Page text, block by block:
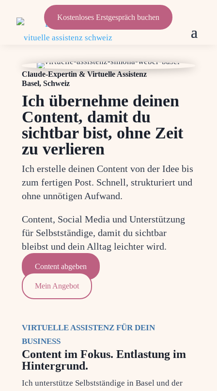
Kostenloses Erstgespräch buchen
Claude-Expertin & Virtuelle Assistenz
Basel, Schweiz
Ich übernehme deinen
Content, damit du
sichtbar bist, ohne Zeit
zu verlieren
Ich erstel­le dei­nen Con­tent von der Idee bis
zum fer­ti­gen Post. Schnell, struk­tu­riert und
ohne unnö­ti­gen Aufwand.
Con­tent, Social Media und Unter­stüt­zung
für Selbst­stän­di­ge, damit du sicht­bar
bleibst und dein All­tag leich­ter wird.
Con­tent abgeben
Mein Ange­bot
VIR­TU­EL­LE ASSIS­TENZ FÜR DEIN
BUSINESS
Content im Fokus. Entlastung im
Hintergrund.
Ich unter­stüt­ze Selbst­stän­di­ge in Basel und der